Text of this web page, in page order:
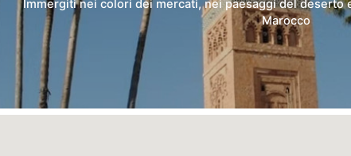
Immergiti nei colori dei mercati, nei paesaggi del deserto
Marocco